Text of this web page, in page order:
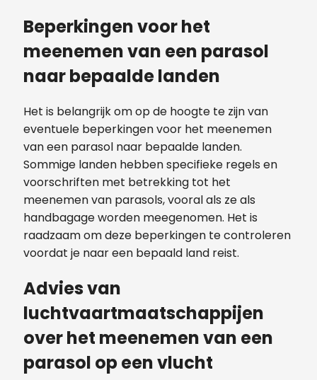
Beperkingen voor het
meenemen van een parasol
naar bepaalde landen
Het is belangrijk om op de hoogte te zijn van
eventuele beperkingen voor het meenemen
van een parasol naar bepaalde landen.
Sommige landen hebben specifieke regels en
voorschriften met betrekking tot het
meenemen van parasols, vooral als ze als
handbagage worden meegenomen. Het is
raadzaam om deze beperkingen te controleren
voordat je naar een bepaald land reist.
Advies van
luchtvaartmaatschappijen
over het meenemen van een
parasol op een vlucht